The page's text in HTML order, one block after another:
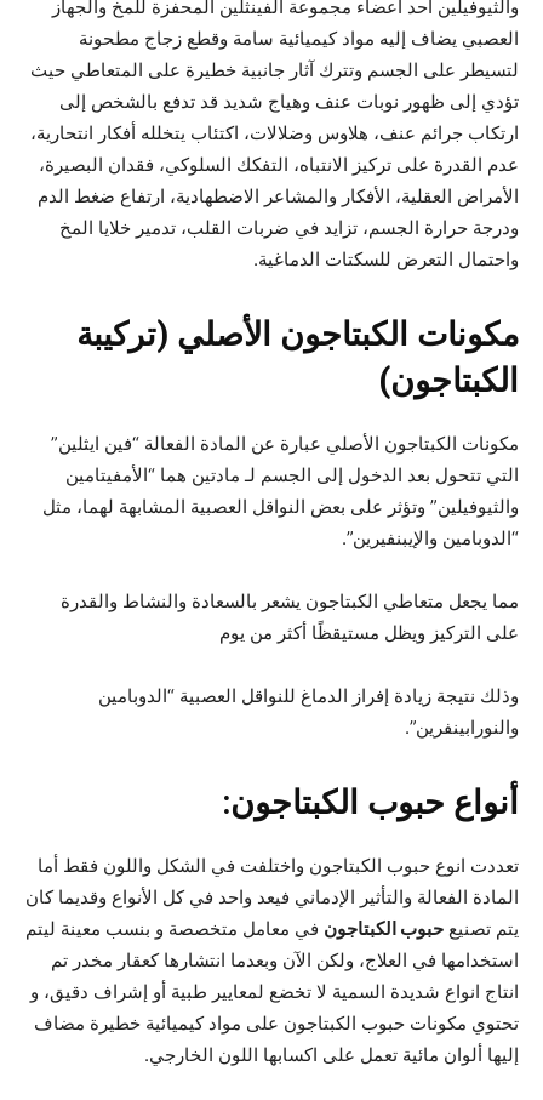
والثيوفيلين أحد أعضاء مجموعة الفينثلين المحفزة للمخ والجهاز
العصبي يضاف إليه مواد كيميائية سامة وقطع زجاج مطحونة
لتسيطر على الجسم وتترك آثار جانبية خطيرة على المتعاطي حيث
تؤدي إلى ظهور نوبات عنف وهياج شديد قد تدفع بالشخص إلى
ارتكاب جرائم عنف، هلاوس وضلالات، اكتئاب يتخلله أفكار انتحارية،
عدم القدرة على تركيز الانتباه، التفكك السلوكي، فقدان البصيرة،
الأمراض العقلية، الأفكار والمشاعر الاضطهادية، ارتفاع ضغط الدم
ودرجة حرارة الجسم، تزايد في ضربات القلب، تدمير خلايا المخ
واحتمال التعرض للسكتات الدماغية.
مكونات الكبتاجون الأصلي (تركيبة
الكبتاجون)
مكونات الكبتاجون الأصلي عبارة عن المادة الفعالة “فين ايثلين”
التي تتحول بعد الدخول إلى الجسم لـ مادتين هما “الأمفيتامين
والثيوفيلين” وتؤثر على بعض النواقل العصبية المشابهة لهما، مثل
“الدوبامين والإيبنفيرين”.
مما يجعل متعاطي الكبتاجون يشعر بالسعادة والنشاط والقدرة
على التركيز ويظل مستيقظًا أكثر من يوم
وذلك نتيجة زيادة إفراز الدماغ للنواقل العصبية “الدوبامين
والنورابينفرين”.
أنواع حبوب الكبتاجون:
تعددت انوع حبوب الكبتاجون واختلفت في الشكل واللون فقط أما
المادة الفعالة والتأثير الإدماني فيعد واحد في كل الأنواع وقديما كان
يتم تصنيع حبوب الكبتاجون في معامل متخصصة و بنسب معينة ليتم
استخدامها في العلاج، ولكن الآن وبعدما انتشارها كعقار مخدر تم
انتاج انواع شديدة السمية لا تخضع لمعايير طبية أو إشراف دقيق، و
تحتوي مكونات حبوب الكبتاجون على مواد كيميائية خطيرة مضاف
إليها ألوان مائية تعمل على اكسابها اللون الخارجي.